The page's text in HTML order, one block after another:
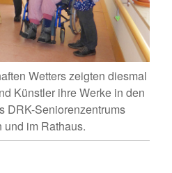
Wetters zeigten diesmal
Künstler ihre Werke in den
DRK-Seniorenzentrums
und im Rathaus.